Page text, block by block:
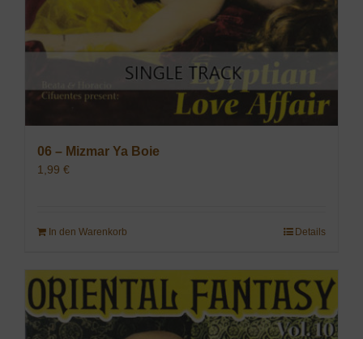
06 – Mizmar Ya Boie
1,99 €
In den Warenkorb Details